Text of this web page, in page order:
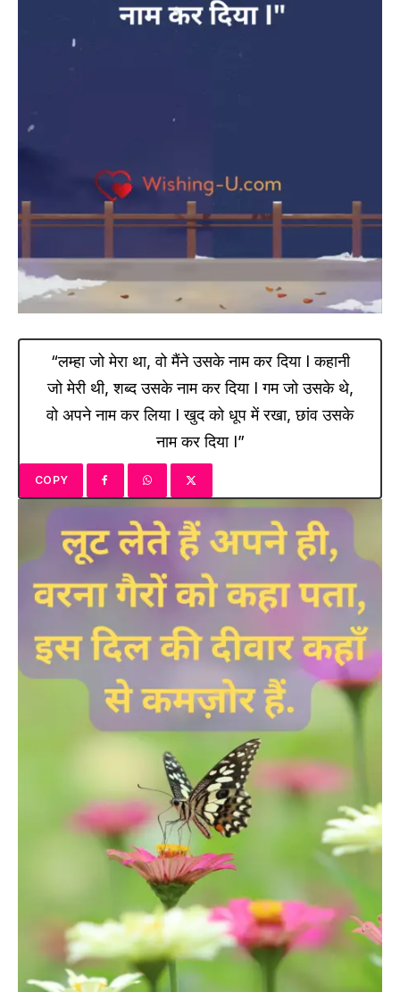
“लम्हा जो मेरा था, वो मैंने उसके नाम कर दिया I कहानी
जो मेरी थी, शब्द उसके नाम कर दिया I गम जो उसके थे,
वो अपने नाम कर लिया I खुद को धूप में रखा, छांव उसके
नाम कर दिया I”
COPY